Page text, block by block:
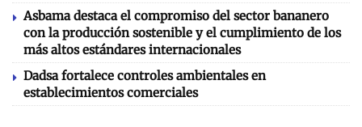
Asbama destaca el compromiso del sector bananero
con la producción sostenible y el cumplimiento de los
más altos estándares internacionales
Dadsa fortalece controles ambientales en
establecimientos comerciales